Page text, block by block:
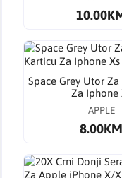
Space Grey Utor
Za Iphone
APPLE
8.00KM